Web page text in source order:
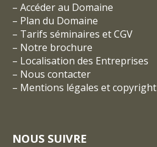
– Accéder au Domaine
– Plan du Domaine
– Tarifs séminaires et CGV
– Notre brochure
– Localisation des Entreprises
– Nous contacter
– Mentions légales et copyright
NOUS SUIVRE